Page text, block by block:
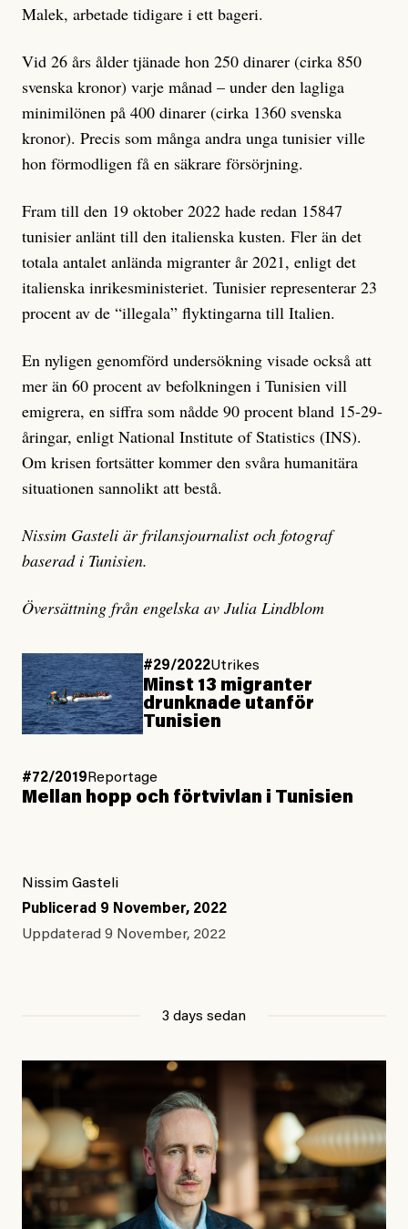
Malek, arbetade tidigare i ett bageri.
Vid 26 års ålder tjänade hon 250 dinarer (cirka 850
svenska kronor) varje månad – under den lagliga
minimilönen på 400 dinarer (cirka 1360 svenska
kronor). Precis som många andra unga tunisier ville
hon förmodligen få en säkrare försörjning.
Fram till den 19 oktober 2022 hade redan 15847
tunisier anlänt till den italienska kusten. Fler än det
totala antalet anlända migranter år 2021, enligt det
italienska inrikesministeriet. Tunisier representerar 23
procent av de “illegala” flyktingarna till Italien.
En nyligen genomförd undersökning visade också att
mer än 60 procent av befolkningen i Tunisien vill
emigrera, en siffra som nådde 90 procent bland 15-29-
åringar, enligt National Institute of Statistics (INS).
Om krisen fortsätter kommer den svåra humanitära
situationen sannolikt att bestå.
Nissim Gasteli är frilansjournalist och fotograf
baserad i Tunisien.
Översättning från engelska av Julia Lindblom
#29/2022Utrikes
Minst 13 migranter
drunknade utanför
Tunisien
#72/2019 Reportage
Mellan hopp och förtvivlan i Tunisien
Nissim Gasteli
Publicerad 9 November, 2022
Uppdaterad 9 November, 2022
3 days sedan